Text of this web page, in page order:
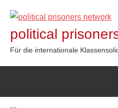
Inhalt
springen
political
Für die internationale